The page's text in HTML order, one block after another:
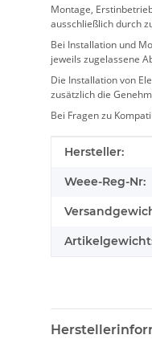
Montage,
ausschließlich durch
Bei Installation und
jeweils zugelassene
Die Installation von
zusätzlich die
Bei Fragen zu
Wert
Hersteller:
Weee-Reg-Nr: